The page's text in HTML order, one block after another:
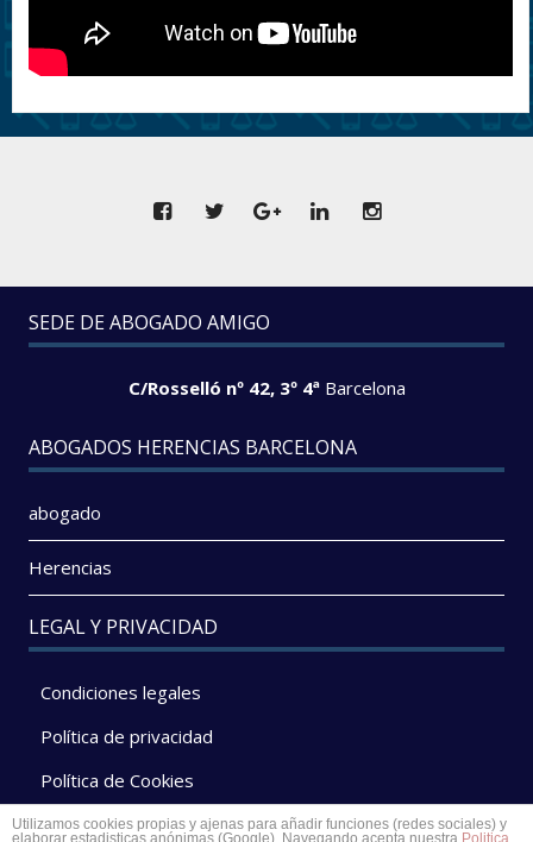
SEDE DE ABOGADO AMIGO
C/Rosselló nº 42, 3º 4ª Barcelona
ABOGADOS HERENCIAS BARCELONA
abogado
Herencias
LEGAL Y PRIVACIDAD
Condiciones legales
Política de privacidad
Política de Cookies
Utilizamos cookies propias y ajenas para añadir funciones (redes sociales) y
elaborar estadisticas anónimas (Google). Navegando acepta nuestra Politica